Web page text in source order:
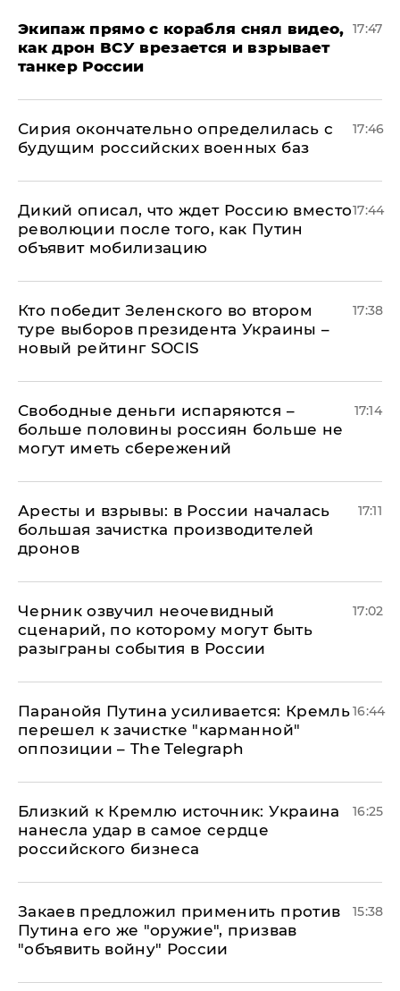
Экипаж прямо с корабля снял видео,
как дрон ВСУ врезается и взрывает
танкер России
17:47
Сирия окончательно определилась с
будущим российских военных баз
17:46
Дикий описал, что ждет Россию вместо
революции после того, как Путин
объявит мобилизацию
17:44
Кто победит Зеленского во втором
туре выборов президента Украины –
новый рейтинг SOCIS
17:38
Свободные деньги испаряются –
больше половины россиян больше не
могут иметь сбережений
17:14
Аресты и взрывы: в России началась
большая зачистка производителей
дронов
17:11
Черник озвучил неочевидный
сценарий, по которому могут быть
разыграны события в России
17:02
Паранойя Путина усиливается: Кремль
перешел к зачистке "карманной"
оппозиции – The Telegraph
16:44
Близкий к Кремлю источник: Украина
нанесла удар в самое сердце
российского бизнеса
16:25
Закаев предложил применить против
Путина его же "оружие", призвав
"объявить войну" России
15:38